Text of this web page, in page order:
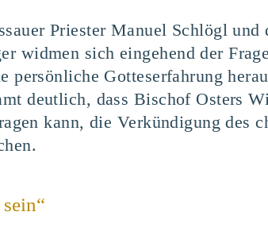
Pries­ter Manu­el Schlögl
wid­men sich ein­ge­hend der
per­sön­li­che Got­tes­er­fah­rung
deut­lich, dass Bischof Osters
kann, die Ver­kün­di­gung des